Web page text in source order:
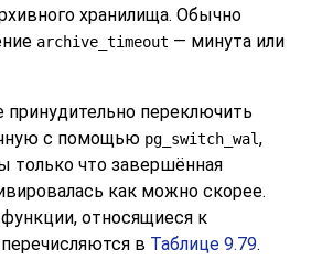
хранилища. Обычно
archive_timeout — минута или
переключить
с помощью pg_switch_wal,
только что завершённая
как можно скорее.
относящиеся к
в Таблице 9.79.